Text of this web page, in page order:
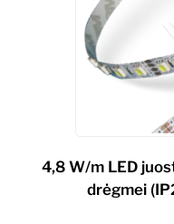
4,8 W/m LED
drėgmei